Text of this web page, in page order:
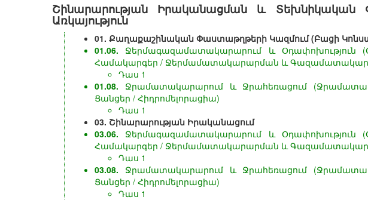
Շինարարության Իրականացման և Տեխնիկական
Առկայություն
01. Քաղաքաշինական Փաստաթղթերի Կազմում (Բացի
01.06. Ջերմագազամատակարարում և Օդափոխություն
Համակարգեր / Ջերմամատակարարման և
Դաս 1
01.08. Ջրամատակարարում և Ջրահեռացում
Ցանցեր / Հիդրոմելորացիա)
Դաս 1
03. Շինարարության Իրականացում
03.06. Ջերմագազամատակարարում և Օդափոխություն
Համակարգեր / Ջերմամատակարարման և
Դաս 1
03.08. Ջրամատակարարում և Ջրահեռացում
Ցանցեր / Հիդրոմելորացիա)
Դաս 1